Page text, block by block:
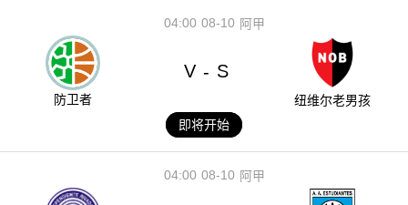
08-10
04:00 阿甲
防卫者
V - S
纽维尔老男孩
即将开始
08-10
04:00 阿甲